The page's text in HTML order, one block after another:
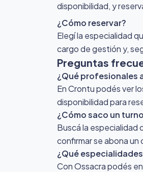
disponibilidad, y
¿Cómo reservar?
Elegí la especialidad
cargo de gestión y,
Preguntas
¿Qué profesionales
En Crontu podés ver
disponibilidad para
¿Cómo saco un
Buscá la especialidad
confirmar se abona
¿Qué
Con Ossacra podés